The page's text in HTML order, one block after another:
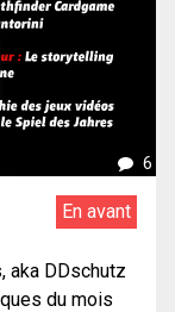
6
En avant
aka DDschutz
du mois